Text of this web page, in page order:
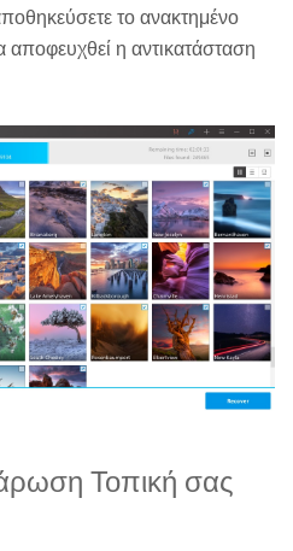
το ανακτημένο
αποφευχθεί η αντικατάσταση
Τοπική σας